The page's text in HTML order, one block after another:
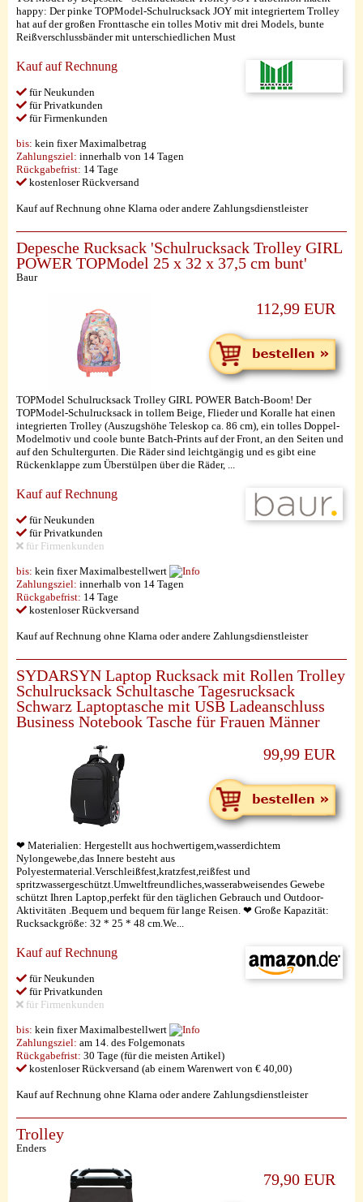
happy: Der pinke TOPModel-Schulrucksack JOY mit integriertem Trolley
hat auf der großen Fronttasche ein tolles Motiv mit drei Models, bunte
Reißverschlussbänder mit unterschiedlichen Must
Kauf auf Rechnung
für Neukunden
für Privatkunden
für Firmenkunden
bis: kein fixer Maximalbetrag
Zahlungsziel: innerhalb von 14 Tagen
Rückgabefrist: 14 Tage
kostenloser Rückversand
Kauf auf Rechnung ohne Klarna oder andere Zahlungsdienstleister
Depesche Rucksack 'Schulrucksack Trolley GIRL
POWER TOPModel 25 x 32 x 37,5 cm bunt'
Baur
112,99 EUR
TOPModel Schulrucksack Trolley GIRL POWER Batch-Boom! Der
TOPModel-Schulrucksack in tollem Beige, Flieder und Koralle hat einen
integrierten Trolley (Auszugshöhe Teleskop ca. 86 cm), ein tolles Doppel-
Modelmotiv und coole bunte Batch-Prints auf der Front, an den Seiten und
auf den Schultergurten. Die Räder sind leichtgängig und es gibt eine
Rückenklappe zum Überstülpen über die Räder, ...
Kauf auf Rechnung
für Neukunden
für Privatkunden
für Firmenkunden
bis: kein fixer Maximalbestellwert
Zahlungsziel: innerhalb von 14 Tagen
Rückgabefrist: 14 Tage
kostenloser Rückversand
Kauf auf Rechnung ohne Klarna oder andere Zahlungsdienstleister
SYDARSYN Laptop Rucksack mit Rollen Trolley
Schulrucksack Schultasche Tagesrucksack
Schwarz Laptoptasche mit USB Ladeanschluss
Business Notebook Tasche für Frauen Männer
99,99 EUR
❤ Materialien: Hergestellt aus hochwertigem,wasserdichtem
Nylongewebe,das Innere besteht aus
Polyestermaterial.Verschleißfest,kratzfest,reißfest und
spritzwassergeschützt.Umweltfreundliches,wasserabweisendes Gewebe
schützt Ihren Laptop,perfekt für den täglichen Gebrauch und Outdoor-
Aktivitäten .Bequem und bequem für lange Reisen. ❤ Große Kapazität:
Rucksackgröße: 32 * 25 * 48 cm.We...
Kauf auf Rechnung
für Neukunden
für Privatkunden
für Firmenkunden
bis: kein fixer Maximalbestellwert
Zahlungsziel: am 14. des Folgemonats
Rückgabefrist: 30 Tage (für die meisten Artikel)
kostenloser Rückversand (ab einem Warenwert von € 40,00)
Kauf auf Rechnung ohne Klarna oder andere Zahlungsdienstleister
Trolley
Enders
79,90 EUR